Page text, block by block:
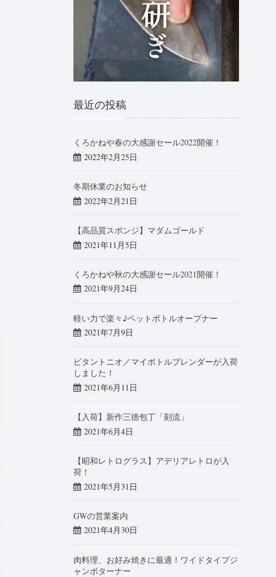
最近の投稿
くろかねや春の大感謝セール2022開催！
2022年2月25日
冬期休業のお知らせ
2022年2月21日
【高品質スポンジ】マダムゴールド
2021年11月5日
くろかねや秋の大感謝セール2021開催！
2021年9月24日
軽い力で楽々♪ペットボトルオープナー
2021年7月9日
ビタントニオ／マイボトルブレンダーが入荷
しました！
2021年6月11日
【入荷】新作三徳包丁「刻流」
2021年6月4日
【昭和レトログラス】アデリアレトロが入
荷！
2021年5月31日
GWの営業案内
2021年4月30日
肉料理、お好み焼きに最適！ワイドタイプジ
ャンボターナー